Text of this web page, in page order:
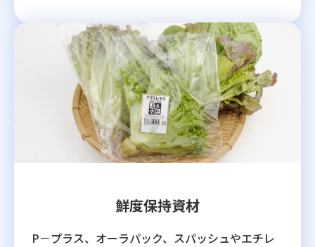
鮮度保持資材
P－プラス、オーラパック、スパッシュやエチレ